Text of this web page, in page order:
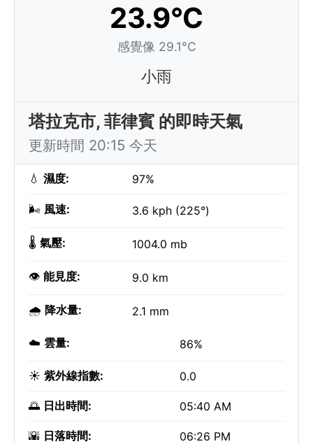
23.9°C
感覺像 29.1°C
小雨
塔拉克市, 菲律賓 的即時天氣
更新時間 20:15 今天
💧 濕度: 97%
🌬️ 風速: 3.6 kph (225°)
🌡️ 氣壓: 1004.0 mb
👁️ 能見度: 9.0 km
🌧️ 降水量: 2.1 mm
☁️ 雲量: 86%
☀️ 紫外線指數: 0.0
🌅 日出時間: 05:40 AM
🌇 日落時間: 06:26 PM